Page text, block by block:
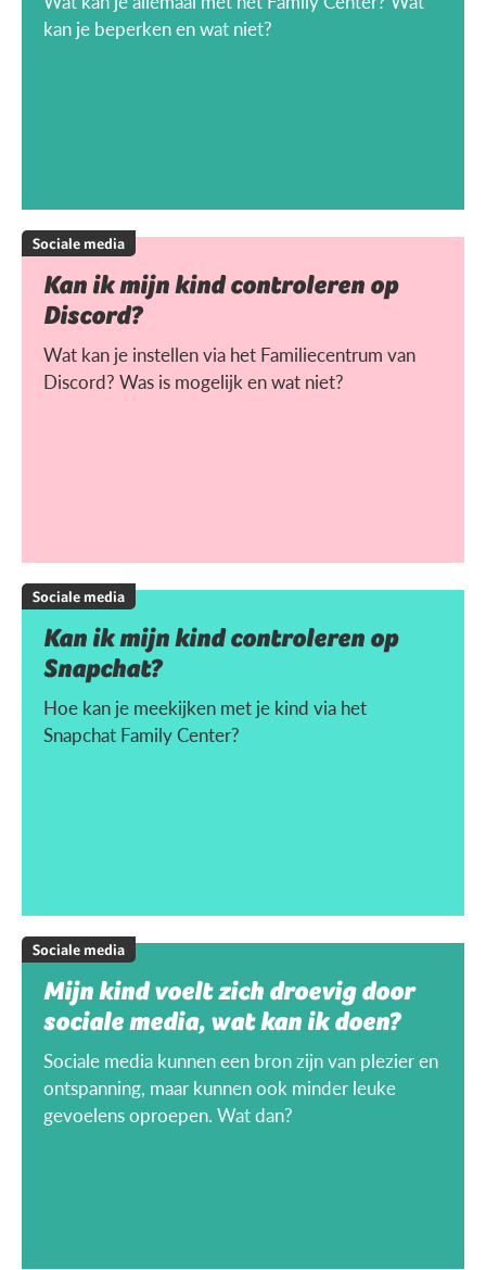
kan je beperken en wat niet?
Sociale media
Kan ik mijn kind controleren op
Discord?
Wat kan je instellen via het Familiecentrum van
Discord? Was is mogelijk en wat niet?
Sociale media
Kan ik mijn kind controleren op
Snapchat?
Hoe kan je meekijken met je kind via het
Snapchat Family Center?
Sociale media
Mijn kind voelt zich droevig door
sociale media, wat kan ik doen?
Sociale media kunnen een bron zijn van plezier en
ontspanning, maar kunnen ook minder leuke
gevoelens oproepen. Wat dan?